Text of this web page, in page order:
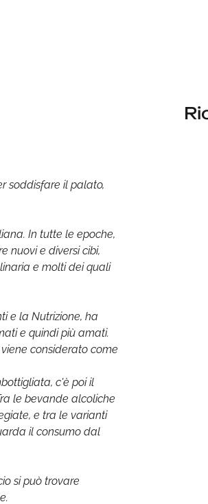
soddisfare il palato,
In tutte le epoche,
nuovi e diversi cibi,
e molti dei quali
e la Nutrizione, ha
e quindi più amati.
considerato come
c'è poi il
le bevande alcoliche
e tra le varianti
il consumo dal
si può trovare